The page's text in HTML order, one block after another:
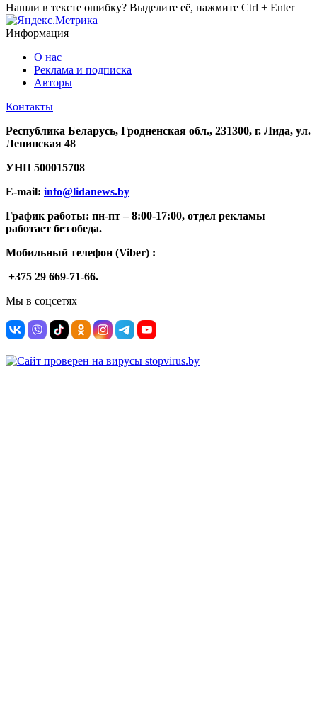
Нашли в тексте ошибку? Выделите её, нажмите Ctrl + Enter
Информация
О нас
Реклама и подписка
Авторы
Контакты
Республика Беларусь, Гродненская обл., 231300, г. Лида, ул.
Ленинская 48
УНП 500015708
E-mail: info@lidanews.by
График работы: пн-пт –8:00-17:00, отдел рекламы
работает без обеда.
Мобильный телефон (Viber) :
+375 29 669-71-66.
Мы в соцсетях